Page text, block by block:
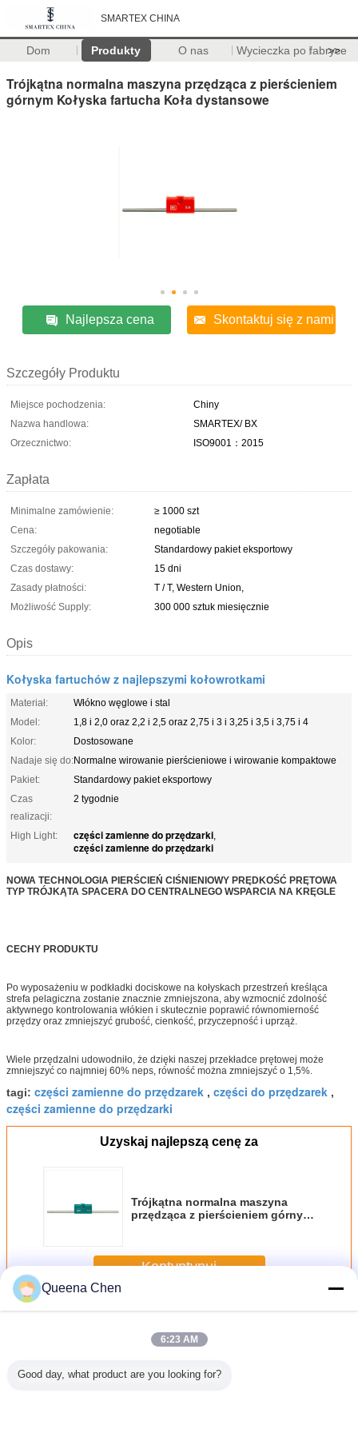
SMARTEX CHINA
Dom Produkty O nas Wycieczka po fabryce
>>
Trójkątna normalna maszyna przędząca z pierścieniem
górnym Kołyska fartucha Koła dystansowe
Najlepsza cena Skontaktuj się z nami
Szczegóły Produktu
Miejsce pochodzenia:
Chiny
Nazwa handlowa:
SMARTEX/ BX
Orzecznictwo:
ISO9001：2015
Zapłata
Minimalne zamówienie:
≥ 1000 szt
Cena:
negotiable
Szczegóły pakowania:
Standardowy pakiet eksportowy
Czas dostawy:
15 dni
Zasady płatności:
T / T, Western Union,
Możliwość Supply:
300 000 sztuk miesięcznie
Opis
Kołyska fartuchów z najlepszymi kołowrotkami
Materiał:
Włókno węglowe i stal
Model:
1,8 i 2,0 oraz 2,2 i 2,5 oraz 2,75 i 3 i 3,25 i 3,5 i 3,75 i 4
Kolor:
Dostosowane
Nadaje się do:Normalne wirowanie pierścieniowe i wirowanie kompaktowe
Pakiet:
Standardowy pakiet eksportowy
Czas
realizacji:
2 tygodnie
High Light: części zamienne do przędzarki,
części zamienne do przędzarki
NOWA TECHNOLOGIA PIERŚCIEŃ CIŚNIENIOWY PRĘDKOŚĆ PRĘTOWA
TYP TRÓJKĄTA SPACERA DO CENTRALNEGO WSPARCIA NA KRĘGLE
CECHY PRODUKTU
Po wyposażeniu w podkładki dociskowe na kołyskach przestrzeń kreśląca
strefa pelagiczna zostanie znacznie zmniejszona, aby wzmocnić zdolność
aktywnego kontrolowania włókien i skutecznie poprawić równomierność
przędzy oraz zmniejszyć grubość, cienkość, przyczepność i uprząż.
Wiele przędzalni udowodniło, że dzięki naszej przekładce prętowej może
zmniejszyć co najmniej 60% neps, równość można zmniejszyć o 1,5%.
tagi: części zamienne do przędzarek , części do przędzarek ,
części zamienne do przędzarki
Uzyskaj najlepszą cenę za
Trójkątna normalna maszyna
przędząca z pierścieniem górnym
Kontyntynuj
JeszczeKołyska fartuchów z najlepszymi kołowrotkami
Queena Chen
6:23 AM
Good day, what product are you looking for?